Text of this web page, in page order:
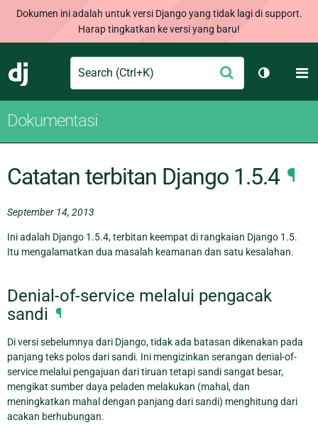
Dokumen ini adalah untuk versi Django yang tidak lagi di support.
Harap tingkatkan ke versi yang baru!
Django
Search Ajukan
Ganti
Dokumentasi
Catatan terbitan Django 1.5.4 ¶
September 14, 2013
Ini adalah Django 1.5.4, terbitan keempat di rangkaian Django 1.5.
Itu mengalamatkan dua masalah keamanan dan satu kesalahan.
Denial-of-service melalui pengacak
sandi ¶
Di versi sebelumnya dari Django, tidak ada batasan dikenakan pada
panjang teks polos dari sandi. Ini mengizinkan serangan denial-of-
service melalui pengajuan dari tiruan tetapi sandi sangat besar,
mengikat sumber daya peladen melakukan (mahal, dan
meningkatkan mahal dengan panjang dari sandi) menghitung dari
acakan berhubungan.